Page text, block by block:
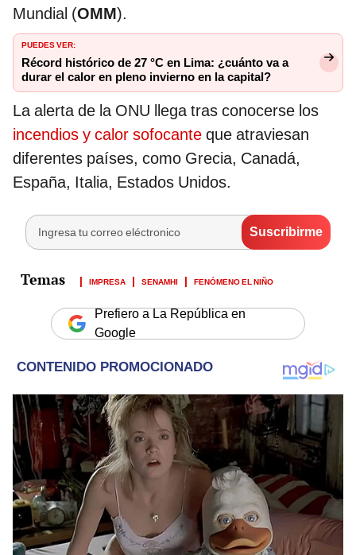
Mundial (OMM).
PUEDES VER:
Récord histórico de 27 °C en Lima: ¿cuánto va a
durar el calor en pleno invierno en la capital?
La alerta de la ONU llega tras conocerse los
incendios y calor sofocante que atraviesan
diferentes países, como Grecia, Canadá,
España, Italia, Estados Unidos.
IMPRESA SENAMHI FENÓMENO EL NIÑO
Prefiero a La República en
Google